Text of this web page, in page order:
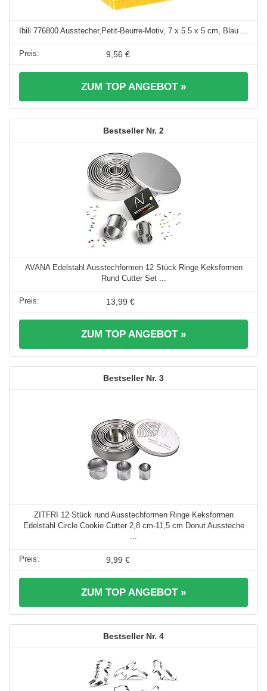
Ibili 776800 Ausstecher,Petit-Beurre-Motiv, 7 x 5.5 x 5 cm, Blau ...
9,56 €
ZUM TOP ANGEBOT »
2
AVANA Edelstahl Ausstechformen 12 Stück Ringe Keksformen
Rund Cutter Set ...
13,99 €
ZUM TOP ANGEBOT »
3
ZITFRI 12 Stück rund Ausstechformen Ringe Keksformen
Edelstahl Circle Cookie Cutter 2,8 cm-11,5 cm Donut Aussteche
9,99 €
ZUM TOP ANGEBOT »
4